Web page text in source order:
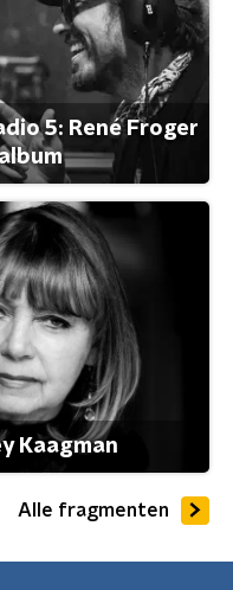
5: René Froger
Kaagman
Alle fragmenten